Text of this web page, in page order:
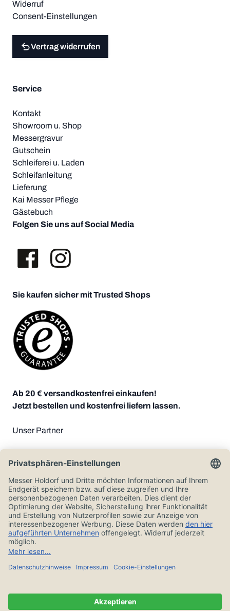
Widerruf
Consent-Einstellungen
Vertrag widerrufen
Service
Kontakt
Showroom u. Shop
Messergravur
Gutschein
Schleiferei u. Laden
Schleifanleitung
Lieferung
Kai Messer Pflege
Gästebuch
Folgen Sie uns auf Social Media
Sie kaufen sicher mit Trusted Shops
Ab 20 € versandkostenfrei einkaufen!
Jetzt bestellen und kostenfrei liefern lassen.
Unser Partner
Zahlungsoptionen
Alle Preise in Euro und inkl. der gesetzlichen Mehrwertsteuer, zzgl.